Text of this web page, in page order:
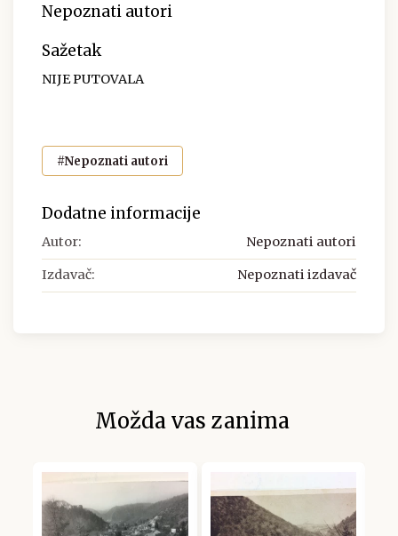
Nepoznati autori
Sažetak
NIJE PUTOVALA
#Nepoznati autori
Dodatne informacije
Autor: Nepoznati autori
Izdavač: Nepoznati izdavač
Možda vas zanima